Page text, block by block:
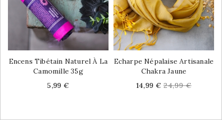
Encens Tibétain Naturel À La
Camomille 35g
Price
5,99 €
Echarpe Népalaise Artisanale
Chakra Jaune
Price
14,99 € Regular
24,99 €